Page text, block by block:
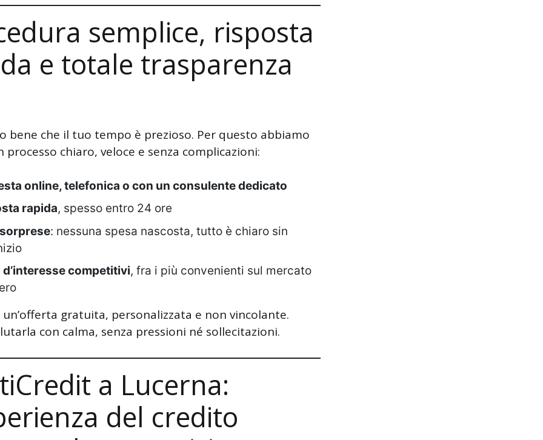
semplice, risposta
e totale trasparenza
bene che il tuo tempo è prezioso. Per questo abbiamo
processo chiaro, veloce e senza complicazioni:
online, telefonica o con un consulente dedicato
rapida, spesso entro 24 ore
: nessuna spesa nascosta, tutto è chiaro sin
d’interesse competitivi, fra i più convenienti sul mercato
un’offerta gratuita, personalizzata e non vincolante.
con calma, senza pressioni né sollecitazioni.
a Lucerna:
del credito